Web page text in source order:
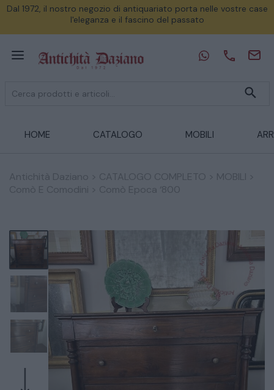
Dal 1972, il nostro negozio di antiquariato porta nelle vostre case
l'eleganza e il fascino del passato
HOME CATALOGO MOBILI
Antichità Daziano CATALOGO COMPLETO MOBILI
Comò E Comodini
Comò Epoca ‘800